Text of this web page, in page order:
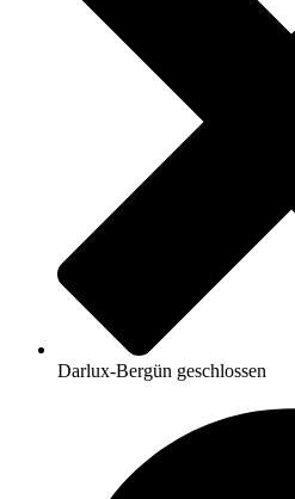
Darlux-Bergün geschlossen